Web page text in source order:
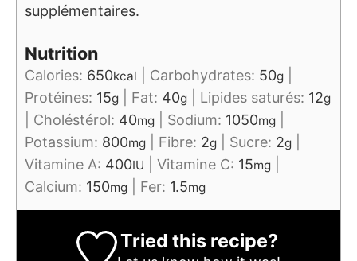
supplémentaires.
Nutrition
Calories: 650kcal Carbohydrates: 50g
Protéines: 15g Fat: 40g Lipides saturés: 12g
Choléstérol: 40mg Sodium: 1050mg
Potassium: 800mg Fibre: 2g Sucre: 2g
Vitamine A: 400IU Vitamine C: 15mg
Calcium: 150mg Fer: 1.5mg
Tried this recipe?